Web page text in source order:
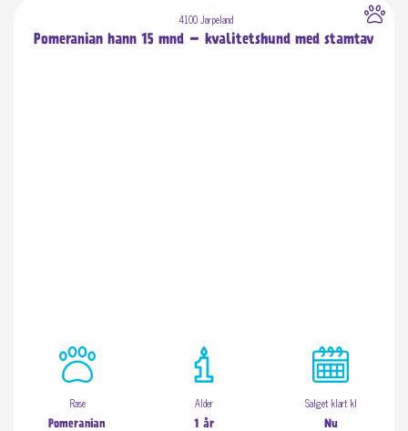
4100 Jørpeland
Pomeranian hann 15 mnd – kvalitetshund med stamtav
Rase
Pomeranian
Alder
1 år
Salget klart kl
Nu